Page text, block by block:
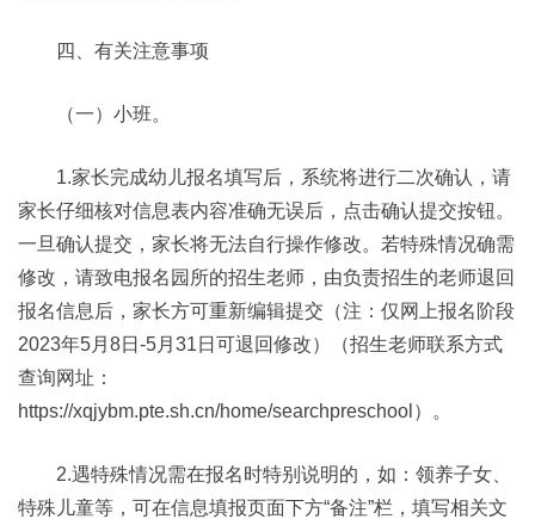
四、有关注意事项
（一）小班。
1.家长完成幼儿报名填写后，系统将进行二次确认，请
家长仔细核对信息表内容准确无误后，点击确认提交按钮。
一旦确认提交，家长将无法自行操作修改。若特殊情况确需
修改，请致电报名园所的招生老师，由负责招生的老师退回
报名信息后，家长方可重新编辑提交（注：仅网上报名阶段
2023年5月8日-5月31日可退回修改）（招生老师联系方式
查询网址：
https://xqjybm.pte.sh.cn/home/searchpreschool）。
2.遇特殊情况需在报名时特别说明的，如：领养子女、
特殊儿童等，可在信息填报页面下方“备注”栏，填写相关文